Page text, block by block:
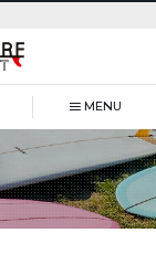
MENU